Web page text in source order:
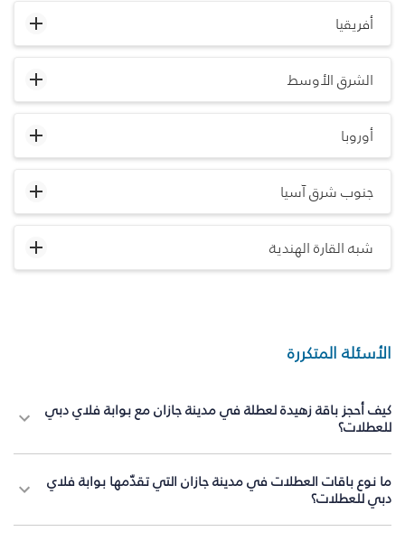
أفريقيا
الشرق الأوسط
أوروبا
جنوب شرق آسيا
شبه القارة الهندية
الأسئلة المتكررة
كيف أحجز باقة زهيدة لعطلة في مدينة جازان مع بوابة فلاي دبي
للعطلات؟
ما نوع باقات العطلات في مدينة جازان التي تقدّمها بوابة فلاي
دبي للعطلات؟